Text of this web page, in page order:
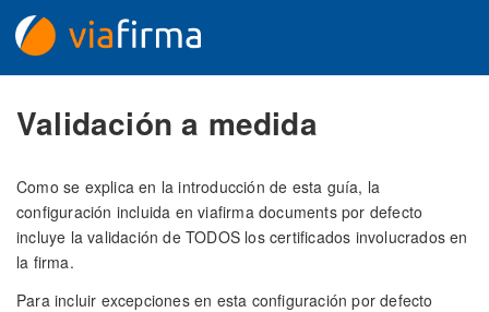
Validación a medida
Como se explica en la introducción de esta guía, la
configuración incluida en viafirma documents por defecto
incluye la validación de TODOS los certificados involucrados en
la firma.
Para incluir excepciones en esta configuración por defecto